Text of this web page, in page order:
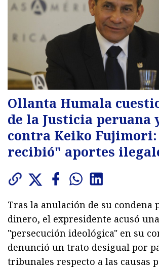
Ollanta Humala
de la Justicia peruana
contra Keiko
recibió" aportes
Tras la anulación de su condena
dinero, el expresidente acusó una
"persecución ideológica" en su
denunció un trato desigual por
tribunales respecto a las causas